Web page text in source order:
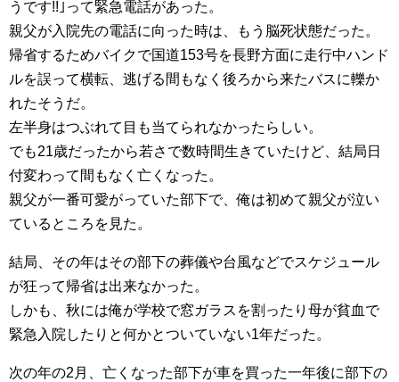
うです!!｣って緊急電話があった。
親父が入院先の電話に向った時は、もう脳死状態だった。
帰省するためバイクで国道153号を長野方面に走行中ハンド
ルを誤って横転、逃げる間もなく後ろから来たバスに轢か
れたそうだ。
左半身はつぶれて目も当てられなかったらしい。
でも21歳だったから若さで数時間生きていたけど、結局日
付変わって間もなく亡くなった。
親父が一番可愛がっていた部下で、俺は初めて親父が泣い
ているところを見た。
結局、その年はその部下の葬儀や台風などでスケジュール
が狂って帰省は出来なかった。
しかも、秋には俺が学校で窓ガラスを割ったり母が貧血で
緊急入院したりと何かとついていない1年だった。
次の年の2月、亡くなった部下が車を買った一年後に部下の